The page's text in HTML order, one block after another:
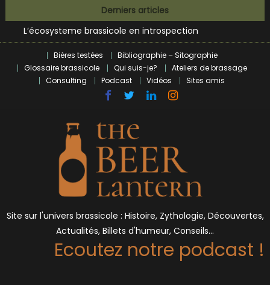
to
content
Derniers articles
L’écosysteme brassicole en introspection
Zoumaï : pionnier de la révolution craft à Marseille
BrewDog racheté par Tilray pour une bouchée de pain ?
Bières et célébrités
Bières testées
Bibliographie – Sitographie
Glossaire brassicole
Qui suis-je?
Ateliers de brassage
Consulting
Podcast Vidéos Sites amis
Site sur l'univers brassicole : Histoire, Zythologie, Découvertes,
Actualités, Billets d'humeur, Conseils…
Ecoutez notre podcast !